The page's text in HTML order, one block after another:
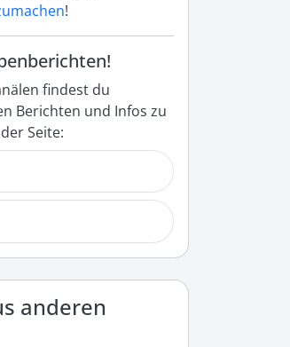
!
findest du
Berichten und Infos zu
Seite:
anderen